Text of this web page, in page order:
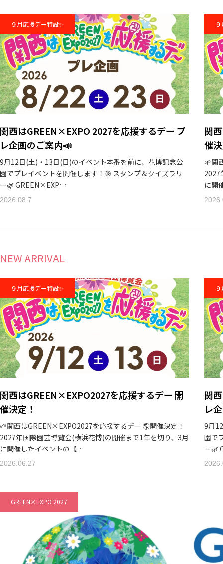
PART２開催決定！
９月応援デー特設✨
関西はGREEN×EXPO 2027を応援するデー プ
レ企画のご案内📣
9月12日(土)・13日(日)のイベント本番を前に、花博記念公
園でプレイベントを開催します！🎯 スタンプ＆クイズラリ
ー🌿 GREEN×EXP…
2026.08.7
関
催
🌱関
2027
に開
NEW ARRIVAL
９月応援デー特設✨
関西はGREEN×EXPO2027を応援するデー 開
催決定！
🌱関西はGREEN×EXPO2027を応援するデー 🌎開催決定！
2027年国際園芸博覧会(横浜花博)の開催まで1年を切り、3月
に開催したイベントの【…
2026.06.27
関
レ
9月
園で
ー🌿
GREEN×EXPO 2027